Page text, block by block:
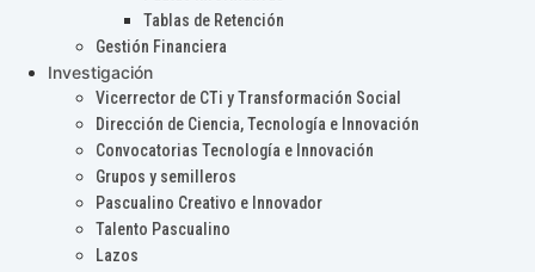
Tablas de Retención
Gestión Financiera
Investigación
Vicerrector de CTi y Transformación Social
Dirección de Ciencia, Tecnología e Innovación
Convocatorias Tecnología e Innovación
Grupos y semilleros
Pascualino Creativo e Innovador
Talento Pascualino
Lazos